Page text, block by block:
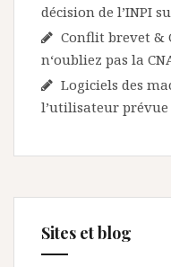
décision de l’INPI
Conflit brevet &
n‘oubliez pas la
Logiciels des
l’utilisateur prévue
Sites et blog